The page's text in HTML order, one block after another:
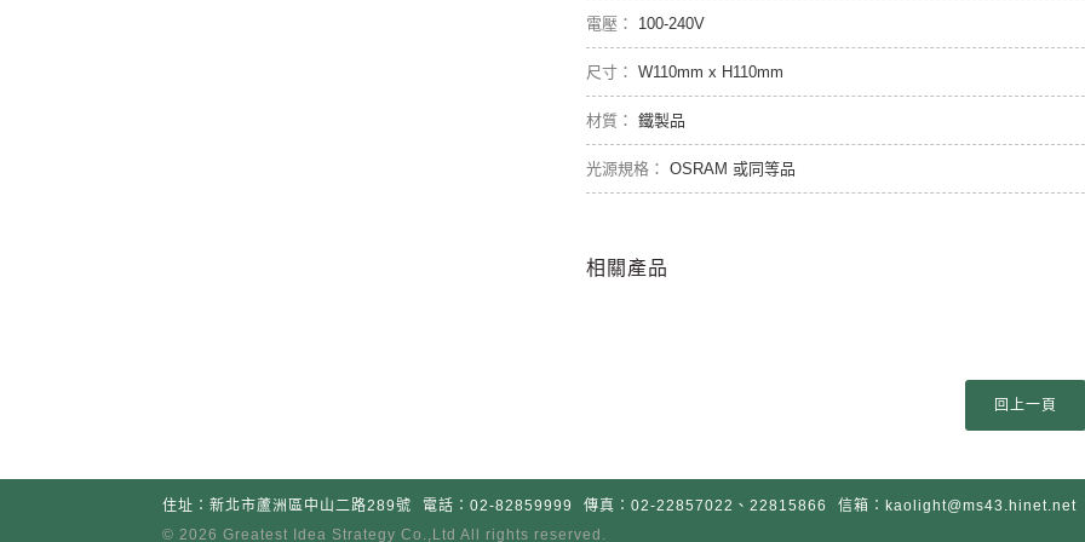
100-240V
W110mm x H110mm
鐵製品
OSRAM 或同等品
相關產品
住址：新北市蘆洲區中山二路289號 電話：02-82859999 傳真：02-22857022、22815866 信箱：kaolight@ms43.hinet.net
© 2026 Greatest Idea Strategy Co
,Ltd All rights reserved.